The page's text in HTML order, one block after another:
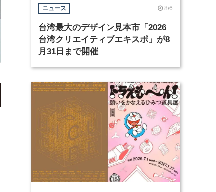
ニュース 8/6
台湾最大のデザイン見本市「2026
台湾クリエイティブエキスポ」が8
月31日まで開催